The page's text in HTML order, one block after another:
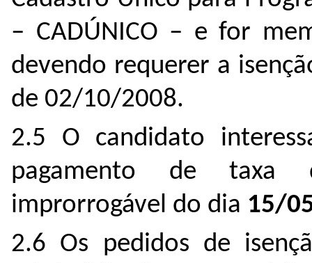
– CADÚNICO – e for
devendo requerer a
de 02/10/2008.
2.5 O candidato
pagamento de taxa
improrrogável do dia 15/
2.6 Os pedidos de